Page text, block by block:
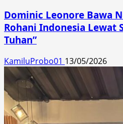
Dominic Leonore Bawa
Rohani Indonesia Lewat
Tuhan”
KamiluProbo01 13/05/2026